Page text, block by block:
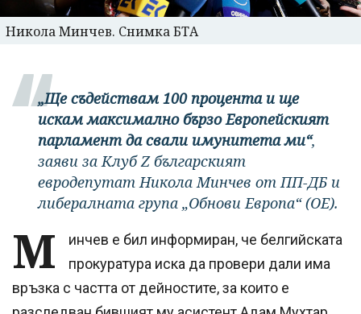
Никола Минчев. Снимка БТА
„Ще съдействам 100 процента и ще
искам максимално бързо Европейският
парламент да свали имунитета ми“,
заяви за Клуб Z българският
евродепутат Никола Минчев от ПП-ДБ и
либералната група „Обнови Европа“ (ОЕ).
М
инчев е бил информиран, че белгийската
прокуратура иска да провери дали има
връзка с частта от дейностите, за които е